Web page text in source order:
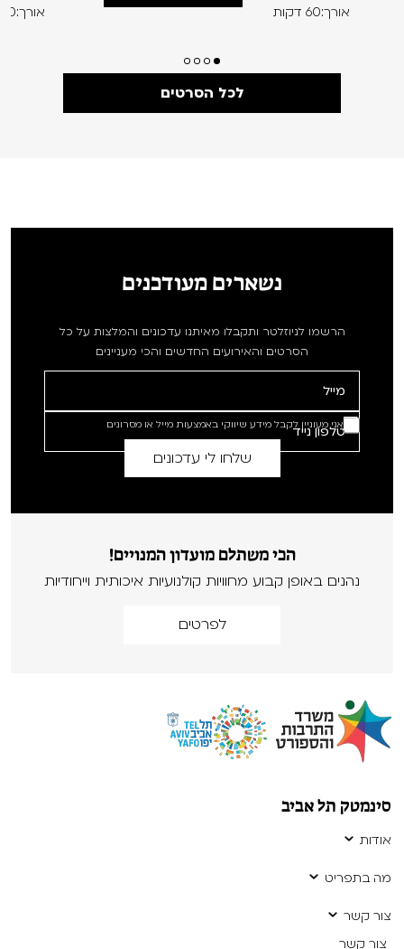
אורך:60 דקות אורך:60 דקות
לכל הסרטים
נשארים מעודכנים
הרשמו לניוזלטר ותקבלו מאיתנו עדכונים והמלצות על כל
הסרטים והאירועים החדשים והכי מעניינים
אני מעוניין לקבל מידע שיווקי באמצעות מייל או מסרונים
הכי משתלם מועדון המנויים!
נהנים באופן קבוע מחוויות קולנועיות איכותית וייחודיות
לפרטים
סינמטק תל אביב
אודות
מה בתפריט
צור קשר
צור קשר